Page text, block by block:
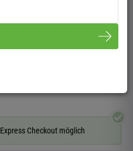
Express Checkout möglich